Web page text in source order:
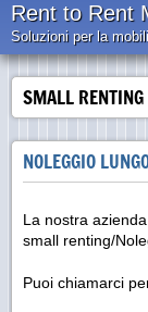
Rent to Rent
Soluzioni per la
SMALL
NOLEGGIO
La nostra
small renting/
Puoi chiamarci